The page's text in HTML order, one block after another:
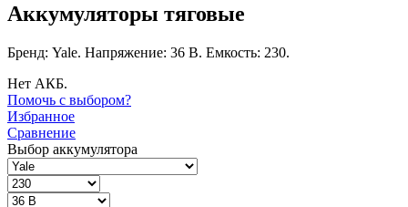
Аккумуляторы тяговые
Бренд: Yale. Напряжение: 36 В. Емкость: 230.
Нет АКБ.
Помочь с выбором?
Избранное
Сравнение
Выбор аккумулятора